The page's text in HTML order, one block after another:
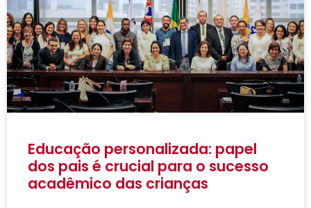
Educação personalizada: papel
dos pais é crucial para o sucesso
acadêmico das crianças